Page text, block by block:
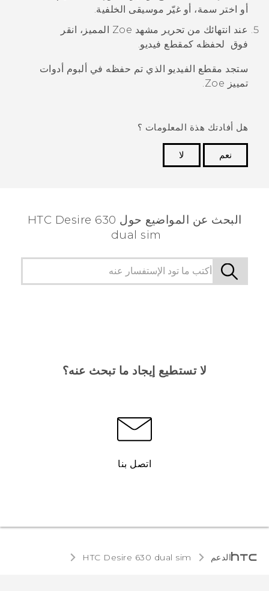
أو اختر سمة، أو غيّر موسيقى الخلفية.
عند انتهائك من تحرير مشهد Zoe المميز، انقر
فوق
لحفظه كمقطع فيديو.
ستجد مقطع الفيديو الذي تم حفظه في ألبوم أدوات
تمييز Zoe
.
هل أفادتك هذة المعلومات ؟
نعم
لا
البحث عن المواضيع حول HTC Desire 630
dual sim
لا تستطيع إيجاد ما تبحث عنه؟
اتصل بنا
الدعم HTC Desire 630 dual sim‎